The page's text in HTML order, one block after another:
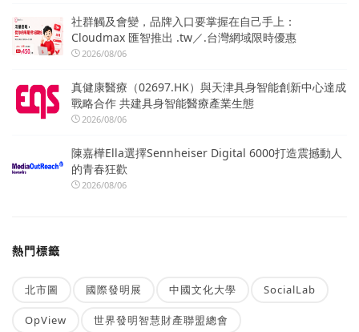
社群觸及會變，品牌入口要掌握在自己手上：
Cloudmax 匯智推出 .tw／.台灣網域限時優惠
2026/08/06
真健康醫療（02697.HK）與天津具身智能創新中心達成
戰略合作 共建具身智能醫療產業生態
2026/08/06
陳嘉樺Ella選擇Sennheiser Digital 6000打造震撼動人
的青春狂歡
2026/08/06
熱門標籤
北市圖 國際發明展 中國文化大學 SocialLab
OpView 世界發明智慧財產聯盟總會